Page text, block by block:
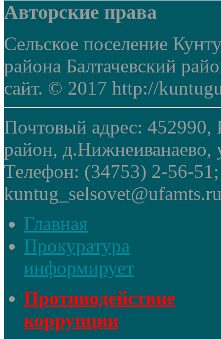
Авторские права
Сельское поселение
района Балтачевский
сайт. © 2017 http://
Почтовый адрес: 452990,
район, д.Нижнеиванаево,
Телефон: (34753) 2-56-
Главная
Прокуратура
информирует
Противодействие
коррупции